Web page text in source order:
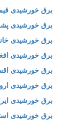
برق خورشیدی
برق خورشیدی
برق خورشیدی
برق خورشیدی
برق خورشیدی
برق خورشیدی
برق خورشیدی
برق خورشیدی